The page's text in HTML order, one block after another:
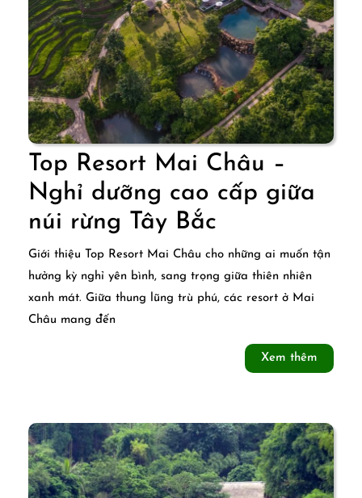
Top Resort Mai Châu –
Nghỉ dưỡng cao cấp giữa
núi rừng Tây Bắc
Resort
Mai
Châu
Nghỉ
cao
cấp
giữa
Giới thiệu Top Resort Mai Châu cho những ai muốn tận
hưởng kỳ nghỉ yên bình, sang trọng giữa thiên nhiên
xanh mát. Giữa thung lũng trù phú, các resort ở Mai
Châu mang đến
Xem thêm
thêm